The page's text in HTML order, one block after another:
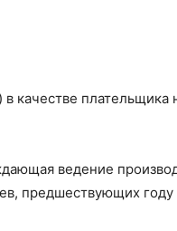
качестве плательщика
ведение
предшествующих году